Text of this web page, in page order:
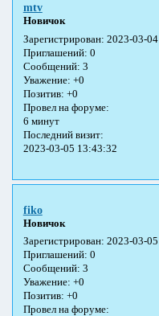
mtv
Новичок
Зарегистрирован: 2023-03-04
Приглашений: 0
Сообщений: 3
Уважение: +0
Позитив: +0
Провел на форуме:
6 минут
Последний визит:
2023-03-05 13:43:32
fiko
Новичок
Зарегистрирован: 2023-03-05
Приглашений: 0
Сообщений: 3
Уважение: +0
Позитив: +0
Провел на форуме: